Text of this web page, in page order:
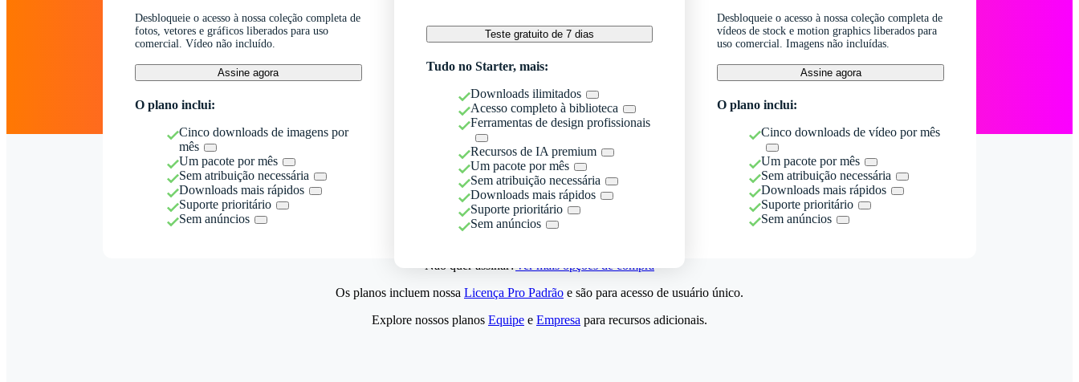
Desbloqueie o acesso à nossa coleção completa de
fotos, vetores e gráficos liberados para uso
comercial. Vídeo não incluído.
Assine agora
O plano inclui:
Cinco downloads de imagens por
mês
Um pacote por mês
Sem atribuição necessária
Downloads mais rápidos
Suporte prioritário
Sem anúncios
Teste gratuito de 7 dias
Tudo no Starter, mais:
Downloads ilimitados
Acesso completo à biblioteca
Ferramentas de design profissionais
Recursos de IA premium
Um pacote por mês
Sem atribuição necessária
Downloads mais rápidos
Suporte prioritário
Sem anúncios
Desbloqueie o acesso à nossa coleção completa de
vídeos de stock e motion graphics liberados para
uso comercial. Imagens não incluídas.
Assine agora
O plano inclui:
Cinco downloads de vídeo por mês
Um pacote por mês
Sem atribuição necessária
Downloads mais rápidos
Suporte prioritário
Sem anúncios
Não quer assinar?Ver mais opções de compra
Os planos incluem nossa Licença Pro Padrão e são para acesso de usuário único.
Explore nossos planos Equipe e Empresa para recursos adicionais.